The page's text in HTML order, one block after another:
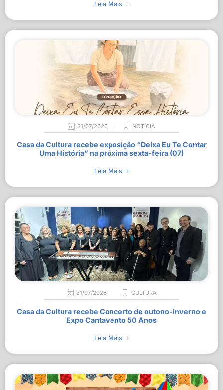
Leia Mais
31/07/2026 NOTÍCIA
Casa da Cultura recebe exposição “Deixa Eu Te Contar
Uma História” na próxima sexta-feira (07)
Leia Mais
31/07/2026 CULTURA
Casa da Cultura recebe Concerto de outono-inverno e
Expo Cantavento 50 Anos
Leia Mais